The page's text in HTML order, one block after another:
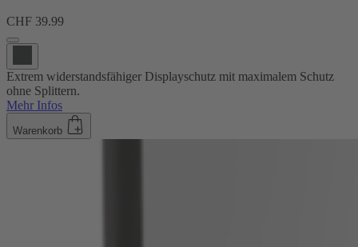
CHF 39.99
Extrem widerstandsfähiger Displayschutz mit maximalem Schutz
ohne Splittern.
Mehr Infos
Warenkorb